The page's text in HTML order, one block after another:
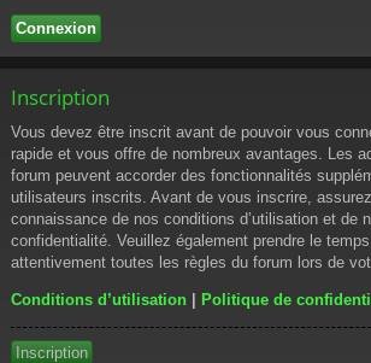
Inscription
Vous devez être inscrit avant de pouvoir vous
rapide et vous offre de nombreux avantages. Les
forum peuvent accorder des fonctionnalités
utilisateurs inscrits. Avant de vous inscrire,
connaissance de nos conditions d’utilisation et de
confidentialité. Veuillez également prendre le
attentivement toutes les règles du forum lors de
Conditions d’utilisation | Politique de
Inscription